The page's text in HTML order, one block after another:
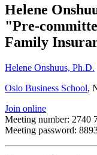
Helene
"Pre-
Family
Helene Onshuus, Ph.D.
Oslo Business School,
Join online
Meeting number: 2740
Meeting password: